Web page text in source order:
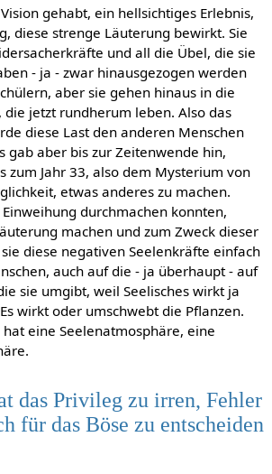
gehabt, ein hellsichtiges Erlebnis,
diese strenge Läuterung bewirkt. Sie
und all die Übel, die sie
- ja - zwar hinausgezogen werden
aber sie gehen hinaus in die
jetzt rundherum leben. Also das
diese Last den anderen Menschen
gab aber bis zur Zeitenwende hin,
zum Jahr 33, also dem Mysterium von
etwas anderes zu machen.
durchmachen konnten,
machen und zum Zweck dieser
diese negativen Seelenkräfte einfach
auch auf die - ja überhaupt - auf
sie umgibt, weil Seelisches wirkt ja
wirkt oder umschwebt die Pflanzen.
eine Seelenatmosphäre, eine
das Privileg zu irren, Fehler
für das Böse zu entscheiden